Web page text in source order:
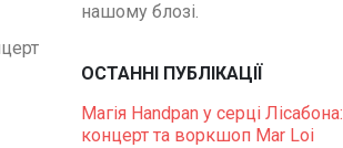
нашому блозі.
ОСТАННІ ПУБЛІКАЦІЇ
Магія Handpan у серці Лісабона:
концерт та воркшоп Mar Loi